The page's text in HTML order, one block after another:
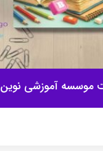
موسسه آموزشی نوین